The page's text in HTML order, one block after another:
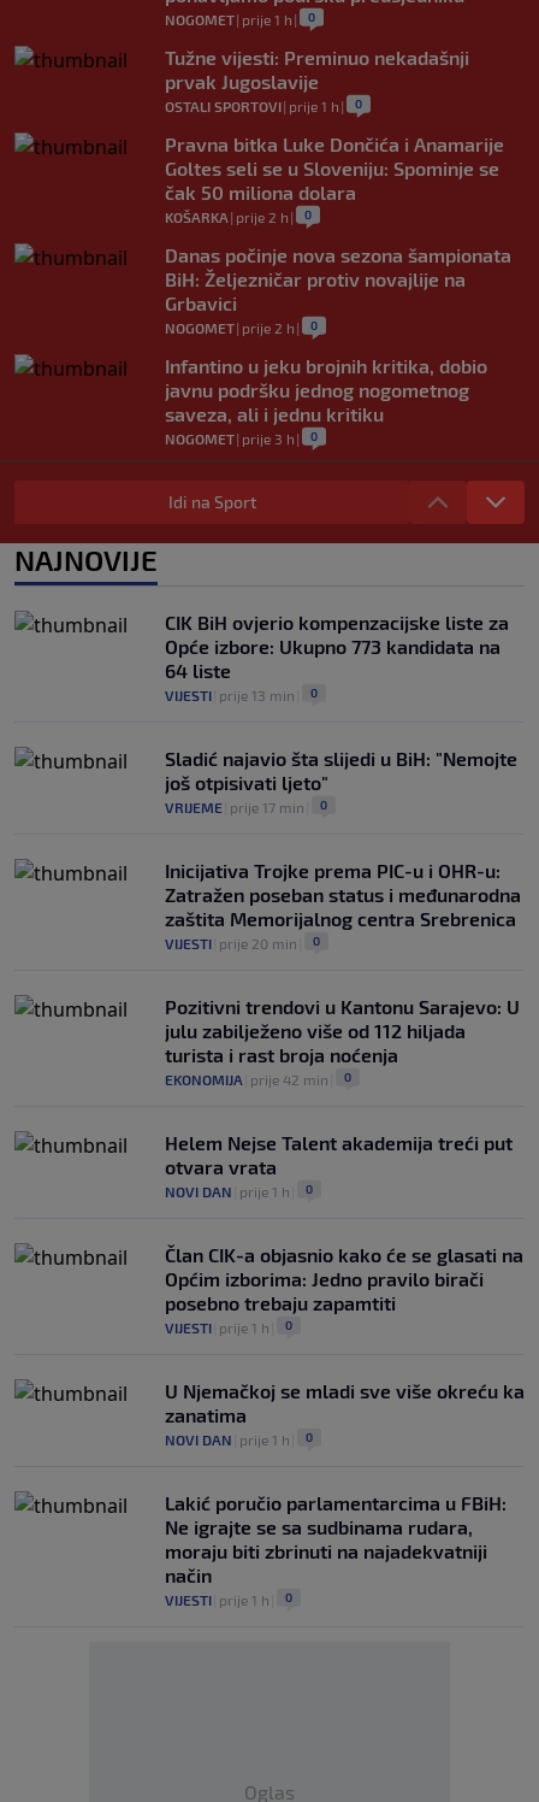
NOGOMET| prije 1 h | 0
Tužne vijesti: Preminuo nekadašnji
prvak Jugoslavije
OSTALI SPORTOVI| prije 1 h | 0
Pravna bitka Luke Dončića i Anamarije
Goltes seli se u Sloveniju: Spominje se
čak 50 miliona dolara
KOŠARKA | prije 2 h | 0
Danas počinje nova sezona šampionata
BiH: Željezničar protiv novajlije na
Grbavici
NOGOMET| prije 2 h | 0
Infantino u jeku brojnih kritika, dobio
javnu podršku jednog nogometnog
saveza, ali i jednu kritiku
NOGOMET| prije 3 h | 0
Trafford postao treći najskuplji golman u
historiji fudbala
Idi na Sport
NAJNOVIJE
CIK BiH ovjerio kompenzacijske liste za
Opće izbore: Ukupno 773 kandidata na
64 liste
VIJESTI prije 13 min 0
Sladić najavio šta slijedi u BiH: "Nemojte
još otpisivati ljeto"
VRIJEME prije 17 min 0
Inicijativa Trojke prema PIC-u i OHR-u:
Zatražen poseban status i međunarodna
zaštita Memorijalnog centra Srebrenica
VIJESTI prije 20 min 0
Pozitivni trendovi u Kantonu Sarajevo: U
julu zabilježeno više od 112 hiljada
turista i rast broja noćenja
EKONOMIJA prije 42 min 0
Helem Nejse Talent akademija treći put
otvara vrata
NOVI DAN prije 1 h 0
Član CIK-a objasnio kako će se glasati na
Općim izborima: Jedno pravilo birači
posebno trebaju zapamtiti
VIJESTI prije 1 h 0
U Njemačkoj se mladi sve više okreću ka
zanatima
NOVI DAN prije 1 h 0
Lakić poručio parlamentarcima u FBiH:
Ne igrajte se sa sudbinama rudara,
moraju biti zbrinuti na najadekvatniji
način
VIJESTI prije 1 h 0
Oglas